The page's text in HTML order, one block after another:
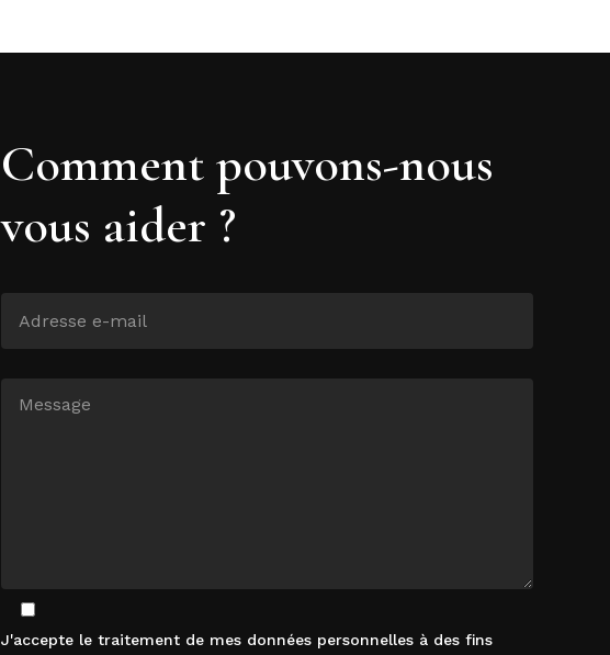
Comment pouvons-nous
vous aider ?
J'accepte le traitement de mes données personnelles à des fins